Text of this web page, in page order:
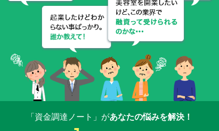
「資金調達ノート」があなたの悩みを解決！